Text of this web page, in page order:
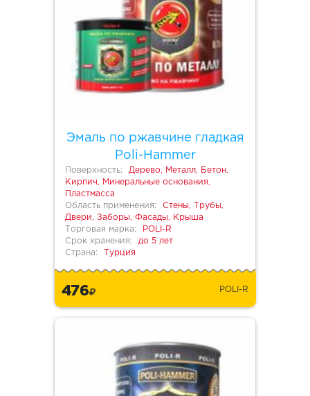
Эмаль по ржавчине гладкая
Poli-Hammer
Поверхность:
Дерево, Металл, Бетон,
Кирпич, Минеральные основания,
Пластмасса
Область применения:
Стены, Трубы,
Двери, Заборы, Фасады, Крыша
Торговая марка:
POLI-R
Срок хранения:
до 5 лет
Страна:
Турция
476 POLI-R